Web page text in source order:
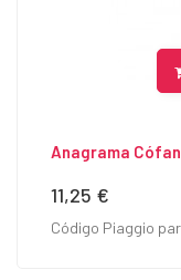
Anagrama
Precio
11,25 €
Código Piaggio